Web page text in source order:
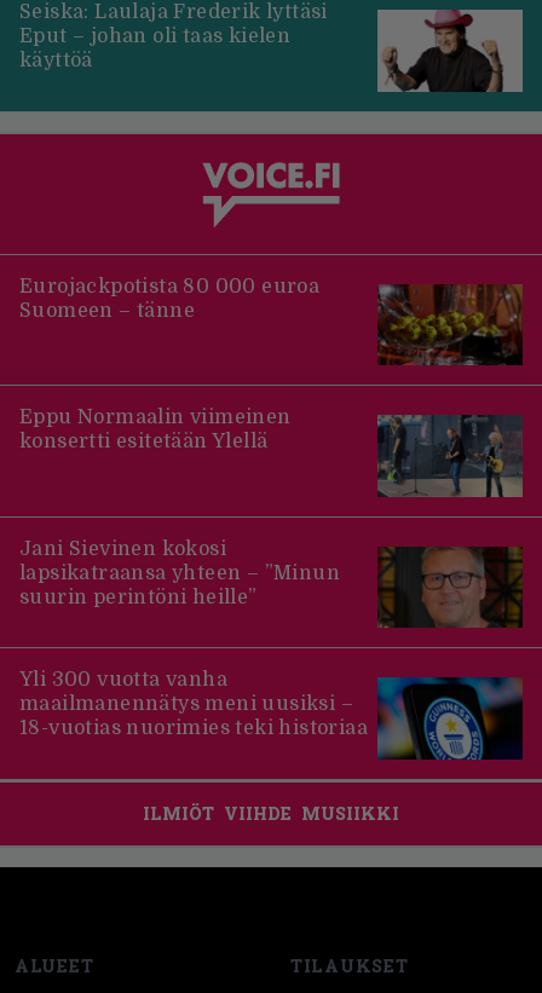
Seiska: Laulaja Frederik lyttäsi
Eput – johan oli taas kielen
käyttöä
Eurojackpotista 80 000 euroa
Suomeen – tänne
Eppu Normaalin viimeinen
konsertti esitetään Ylellä
Jani Sievinen kokosi
lapsikatraansa yhteen – ”Minun
suurin perintöni heille”
Yli 300 vuotta vanha
maailmanennätys meni uusiksi –
18-vuotias nuorimies teki historiaa
ILMIÖT VIIHDE MUSIIKKI
ALUEET TILAUKSET